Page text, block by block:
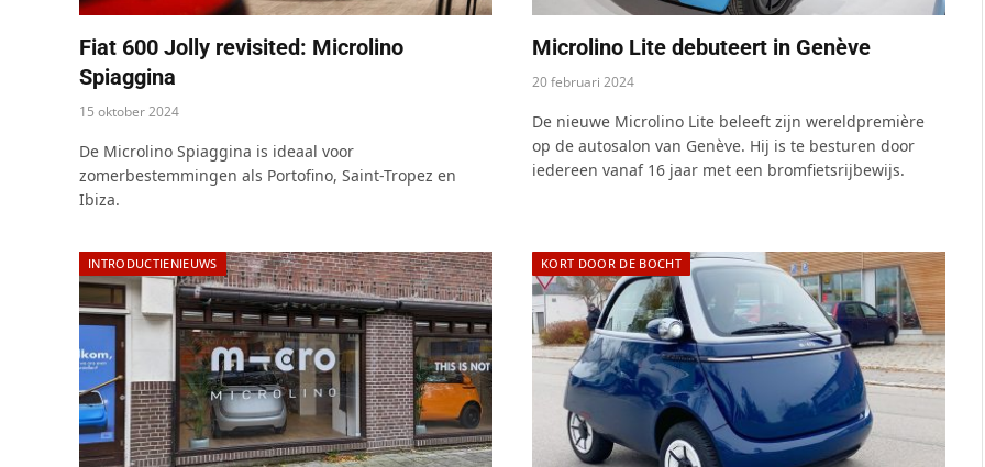
Fiat 600 Jolly revisited: Microlino
Spiaggina
15 oktober 2024
De Microlino Spiaggina is ideaal voor
zomerbestemmingen als Portofino, Saint-Tropez en
Ibiza.
Microlino Lite debuteert in Genève
20 februari 2024
De nieuwe Microlino Lite beleeft zijn wereldpremière
op de autosalon van Genève. Hij is te besturen door
iedereen vanaf 16 jaar met een bromfietsrijbewijs.
INTRODUCTIENIEUWS KORT DOOR DE BOCHT